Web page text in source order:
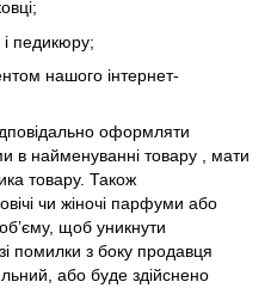
педикюру;
нашого інтернет-
оформляти
в найменуванні товару , мати
товару. Також
чи жіночі парфуми або
щоб уникнути
помилки з боку продавця
або буде здійснено